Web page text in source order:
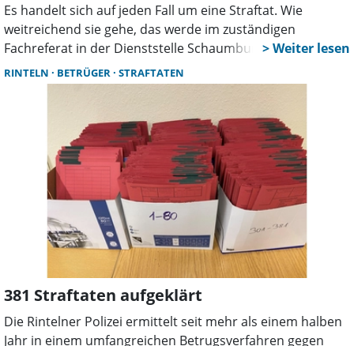
Es handelt sich auf jeden Fall um eine Straftat. Wie
weitreichend sie gehe, das werde im zuständigen
Fachreferat in der Dienststelle Schaumburg/Nienburg, in
einem speziellen Fachkommissariat, das sich mit
Staatsschutzdelikten befasst, noch zu bewerten sein. So
Nachfrage dieser Zeitung, die der Diensthabenden
Polizistin ein entsprechendes Foto vorlegte.
RINTELN BETRÜGER STRAFTATEN
381 Straftaten aufgeklärt
Die Rintelner Polizei ermittelt seit mehr als einem halben
Jahr in einem umfangreichen Betrugsverfahren gegen